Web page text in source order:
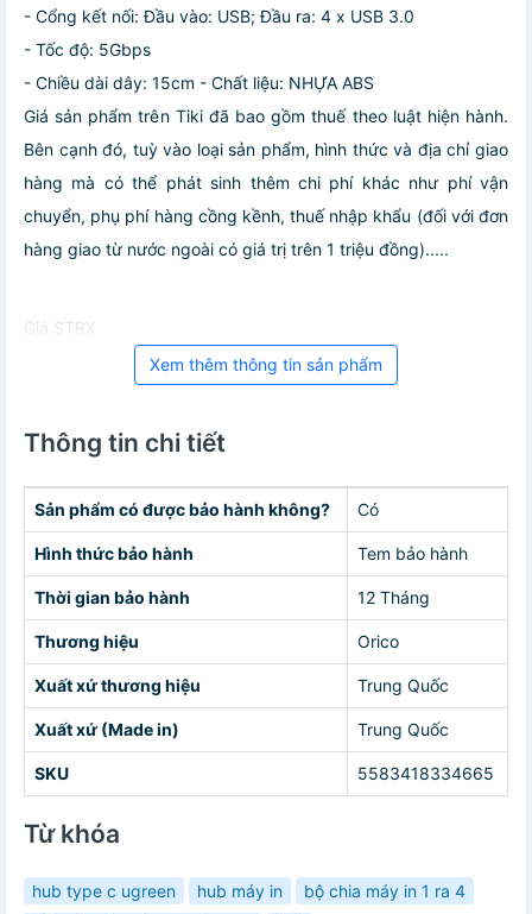
- Cổng kết nối: Đầu vào: USB; Đầu ra: 4 x USB 3.0
- Tốc độ: 5Gbps
- Chiều dài dây: 15cm - Chất liệu: NHỰA ABS
Giá sản phẩm trên Tiki đã bao gồm thuế theo luật hiện hành.
Bên cạnh đó, tuỳ vào loại sản phẩm, hình thức và địa chỉ giao
hàng mà có thể phát sinh thêm chi phí khác như phí vận
chuyển, phụ phí hàng cồng kềnh, thuế nhập khẩu (đối với đơn
hàng giao từ nước ngoài có giá trị trên 1 triệu đồng).....
Giá STRX
Xem thêm thông tin sản phẩm
Thông tin chi tiết
Sản phẩm có được bảo hành không? Có
Hình thức bảo hành Tem bảo hành
Thời gian bảo hành 12 Tháng
Thương hiệu Orico
Xuất xứ thương hiệu Trung Quốc
Xuất xứ (Made in) Trung Quốc
SKU 5583418334665
Từ khóa
hub type c ugreen hub máy in
bộ chia máy in 1 ra 4